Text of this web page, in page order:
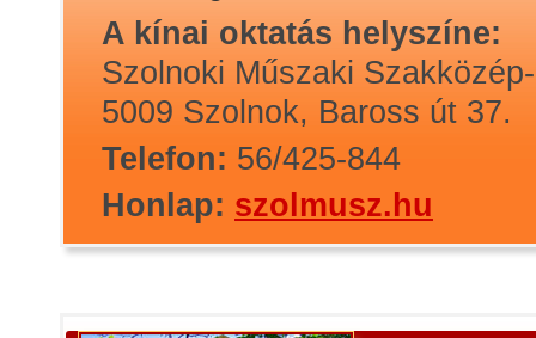
A kínai oktatás helyszíne:
Szolnoki Műszaki
5009 Szolnok, Baross út 37.
Telefon: 56/425-844
Honlap: szolmusz.hu